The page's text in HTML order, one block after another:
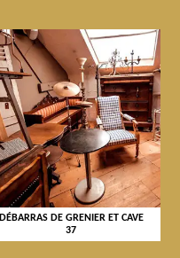
DÉBARRAS DE GRENIER ET CAVE
37